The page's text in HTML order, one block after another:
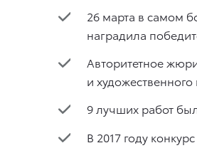
26 марта в самом
наградила
Авторитетное
и
9 лучших работ
В 2017 году